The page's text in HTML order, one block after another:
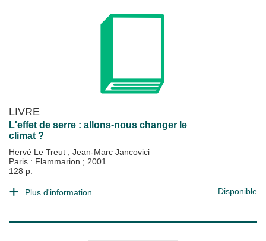
LIVRE
L'effet de serre : allons-nous changer le
climat ?
Hervé Le Treut ; Jean-Marc Jancovici
Paris : Flammarion ; 2001
128 p.
Plus d'information... Disponible